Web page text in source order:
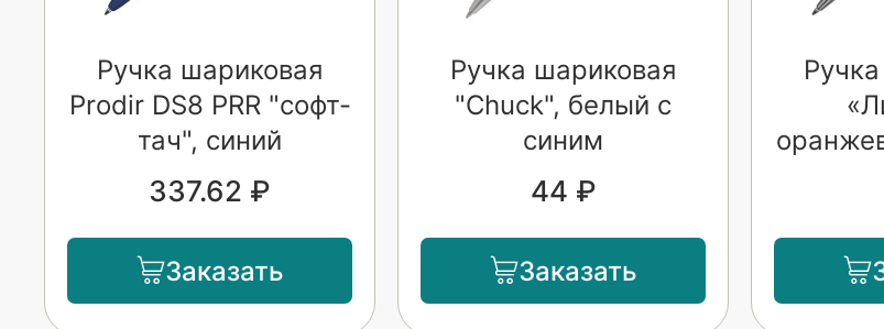
Ручка шариковая
Prodir DS8 PRR "софт-
тач", синий
337.62 ₽
Заказать
Ручка шариковая
"Chuck", белый с
синим
44 ₽
Заказать